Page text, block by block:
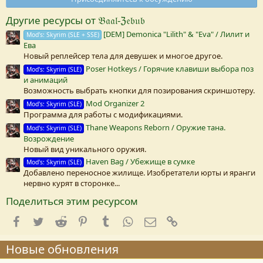
з
в
Другие ресурсы от 𝔅𝔞𝔞𝔩-ℨ𝔢𝔟𝔲𝔟
Mod's: Skyrim (SLE + SSE) [DEM] Demonica "Lilith" & "Eva" / Лилит и
Ева
Новый реплейсер тела для девушек и многое другое.
Mod's: Skyrim (SLE) Poser Hotkeys / Горячие клавиши выбора поз
и анимаций
Возможность выбрать кнопки для позирования скриншотеру.
Mod's: Skyrim (SLE) Mod Organizer 2
Программа для работы с модификациями.
Mod's: Skyrim (SLE) Thane Weapons Reborn / Оружие тана.
Возрождение
Новый вид уникального оружия.
Mod's: Skyrim (SLE) Haven Bag / Убежище в сумке
Добавлено переносное жилище. Изобретатели юрты и яранги
нервно курят в сторонке...
Поделиться этим ресурсом
Facebook
TwitterReddit PinterestTumblrWhatsApp
E-mail
Новые обновления